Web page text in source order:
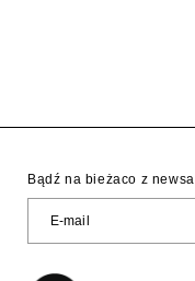
Bądź na bieżaco z